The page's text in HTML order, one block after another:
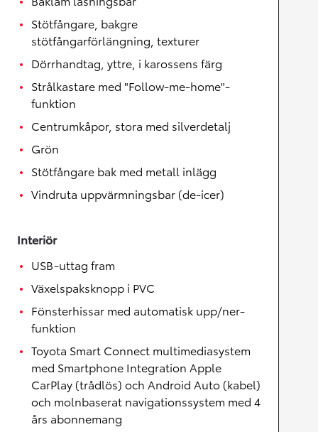
Stötfångare, bakgre
stötfångarförlängning, texturer
Dörrhandtag, yttre, i karossens färg
Strålkastare med "Follow-me-home"-
funktion
Centrumkåpor, stora med silverdetalj
Grön
Stötfångare bak med metall inlägg
Vindruta uppvärmningsbar (de-icer)
Interiör
USB-uttag fram
Växelspaksknopp i PVC
Fönsterhissar med automatisk upp/ner-
funktion
Toyota Smart Connect multimediasystem
med Smartphone Integration Apple
CarPlay (trådlös) och Android Auto (kabel)
och molnbaserat navigationssystem med 4
års abonnemang